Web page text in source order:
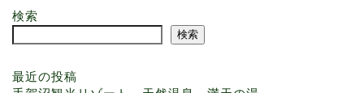
検索
検索
最近の投稿